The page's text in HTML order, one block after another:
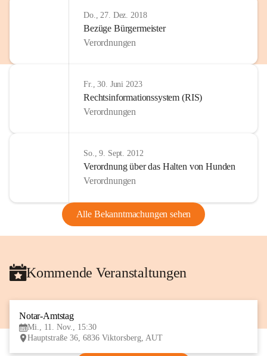
Do., 27. Dez. 2018
Bezüge Bürgermeister
Verordnungen
Fr., 30. Juni 2023
Rechtsinformationssystem (RIS)
Verordnungen
So., 9. Sept. 2012
Verordnung über das Halten von Hunden
Verordnungen
Alle Bekanntmachungen sehen
Kommende Veranstaltungen
Notar-Amtstag
Mi., 11. Nov., 15:30
Hauptstraße 36, 6836 Viktorsberg, AUT